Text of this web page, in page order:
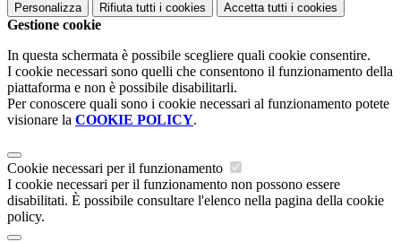
Personalizza Rifiuta tutti i cookies Accetta tutti i cookies
Gestione cookie
In questa schermata è possibile scegliere quali cookie consentire.
I cookie necessari sono quelli che consentono il funzionamento della
piattaforma e non è possibile disabilitarli.
Per conoscere quali sono i cookie necessari al funzionamento potete
visionare la COOKIE POLICY.
Cookie necessari per il funzionamento
I cookie necessari per il funzionamento non possono essere
disabilitati. È possibile consultare l'elenco nella pagina della cookie
policy.